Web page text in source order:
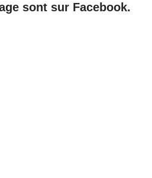
sont sur Facebook.